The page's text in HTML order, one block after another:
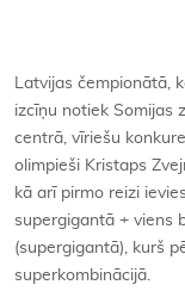
Latvijas čempionātā,
izcīņu notiek Somijas
centrā, vīriešu
olimpieši Kristaps
kā arī pirmo reizi
supergigantā + viens
(supergigantā), kurš
superkombinācijā.